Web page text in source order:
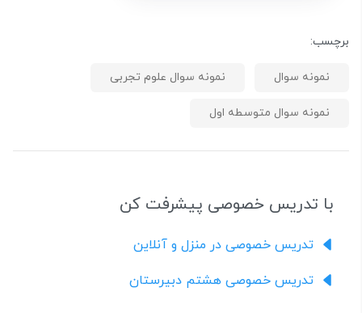
برچسب:
نمونه سوال نمونه سوال علوم تجربی
نمونه سوال متوسطه اول
با تدریس خصوصی پیشرفت کن
تدریس خصوصی در منزل و آنلاین
تدریس خصوصی هشتم دبیرستان